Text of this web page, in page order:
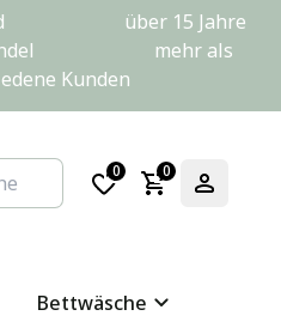
über 15 Jahre
mehr als
Kunden
0 0
Bettwäsche